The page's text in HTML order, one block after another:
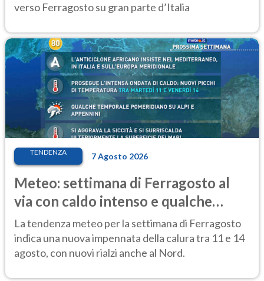
verso Ferragosto su gran parte d’Italia
TENDENZA 7 Agosto 2026
Meteo: settimana di Ferragosto al
via con caldo intenso e qualche
temporale
La tendenza meteo per la settimana di Ferragosto
indica una nuova impennata della calura tra 11 e 14
agosto, con nuovi rialzi anche al Nord.